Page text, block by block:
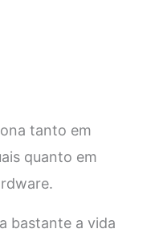
tanto em
quanto em
bastante a vida